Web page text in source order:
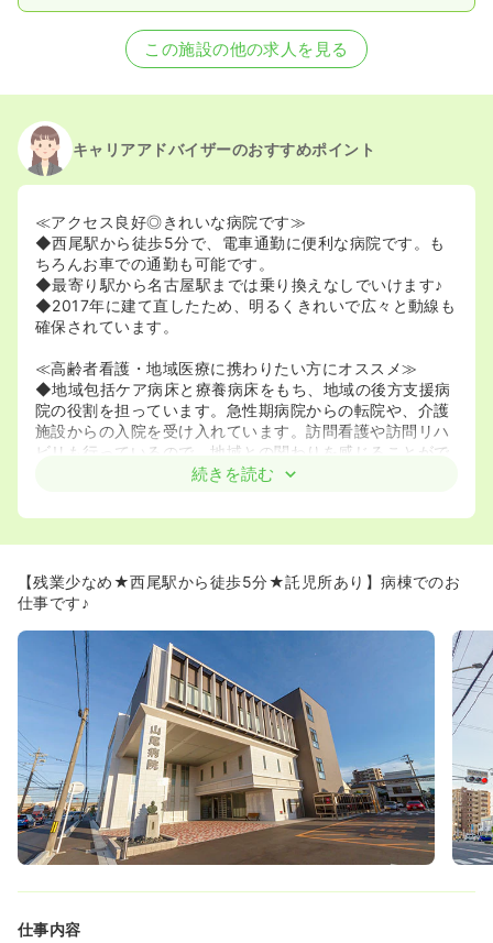
この施設の他の求人を見る
キャリアアドバイザーのおすすめポイント
≪アクセス良好◎きれいな病院です≫
◆西尾駅から徒歩5分で、電車通勤に便利な病院です。も
ちろんお車での通勤も可能です。
◆最寄り駅から名古屋駅までは乗り換えなしでいけます♪
◆2017年に建て直したため、明るくきれいで広々と動線も
確保されています。
≪高齢者看護・地域医療に携わりたい方にオススメ≫
◆地域包括ケア病床と療養病床をもち、地域の後方支援病
院の役割を担っています。急性期病院からの転院や、介護
施設からの入院を受け入れています。訪問看護や訪問リハ
ビリも行っているので、地域との関わりを感じることがで
者の方が通所リハビリを利用されています。
◆看護部長を置かず現場目線の師長が組織をリードしてい
るため、スタッフとの距離が近く風通しの良い環境です。
られ、人間関係の良さがネットの口コミ以上に実感できま
≪昼間託児所あり！ママさんナースも活躍中です≫
◆託児所が法人施設内にございます。0歳児～預けていた
だくことが可能ですので、産後早めに復帰したい！という
方にオススメです。
◆残業月5時間以内で時間外がでにくいため、子育て中の
方も多数活躍中です♪
◆日勤のみの病棟勤務や、外来への異動も相談できるた
め、ライフスタイルに合わせて長く勤務することができま
す。
◆「チームで協力して働く」というモットーのもと、お子
続きを読む
【残業少なめ★西尾駅から徒歩5分★託児所あり】病棟でのお
仕事です♪
仕事内容